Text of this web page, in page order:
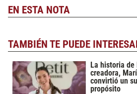
EN ESTA NOTA
TAMBIÉN TE PUEDE
La historia
creadora,
convirtió un
propósito